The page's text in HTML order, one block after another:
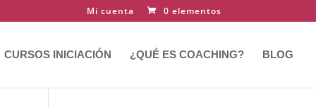
Mi cuenta 0 elementos
CURSOS INICIACIÓN ¿QUÉ ES COACHING? BLOG